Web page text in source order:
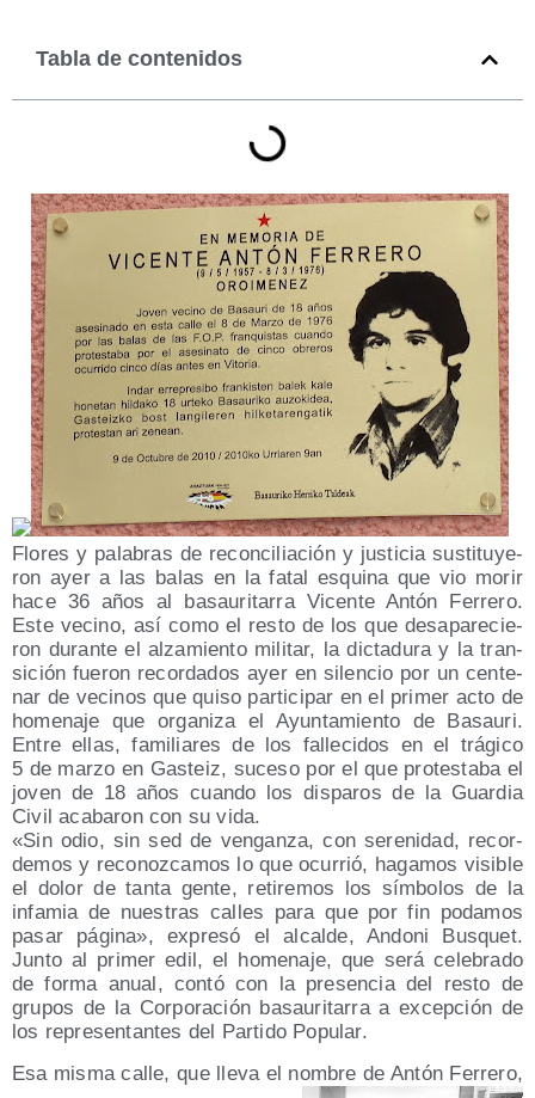
Tabla de contenidos
Flo­res y pala­bras de recon­ci­lia­ción y jus­ti­cia sus­ti­tu­ye­
ron ayer a las balas en la fatal esqui­na que vio morir
hace 36 años al basau­ri­ta­rra Vicen­te Antón Ferre­ro.
Este vecino, así como el res­to de los que des­apa­re­cie­
ron duran­te el alza­mien­to mili­tar, la dic­ta­du­ra y la tran­
si­ción fue­ron recor­da­dos ayer en silen­cio por un cen­te­
nar de veci­nos que qui­so par­ti­ci­par en el pri­mer acto de
home­na­je que orga­ni­za el Ayun­ta­mien­to de Basau­ri.
Entre ellas, fami­lia­res de los falle­ci­dos en el trá­gi­co
5 de mar­zo en Gas­teiz, suce­so por el que pro­tes­ta­ba el
joven de 18 años cuan­do los dis­pa­ros de la Guar­dia
Civil aca­ba­ron con su vida.
«Sin odio, sin sed de ven­gan­za, con sere­ni­dad, recor­
de­mos y reco­noz­ca­mos lo que ocu­rrió, haga­mos visi­ble
el dolor de tan­ta gen­te, reti­re­mos los sím­bo­los de la
infa­mia de nues­tras calles para que por fin poda­mos
pasar pági­na», expre­só el alcal­de, Ando­ni Bus­quet.
Jun­to al pri­mer edil, el home­na­je, que será cele­bra­do
de for­ma anual, con­tó con la pre­sen­cia del res­to de
gru­pos de la Cor­po­ra­ción basau­ri­ta­rra a excep­ción de
los repre­sen­tan­tes del Par­ti­do Popular.
Esa mis­ma calle, que lle­va el nom­bre de Antón Ferre­ro,